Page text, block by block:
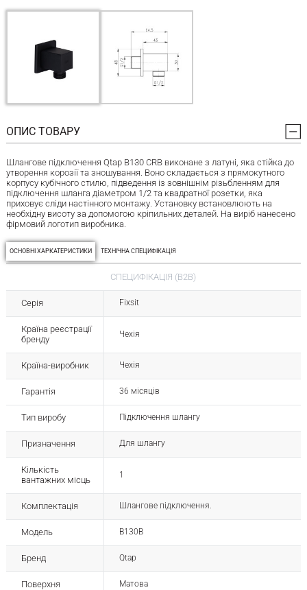
ОПИС ТОВАРУ
Шлангове підключення Qtap B130 CRB виконане з латуні, яка стійка до
утворення корозії та зношування. Воно складається з прямокутного
корпусу кубічного стилю, підведення із зовнішнім різьбленням для
підключення шланга діаметром 1/2 та квадратної розетки, яка
приховує сліди настінного монтажу. Установку встановлюють на
необхідну висоту за допомогою кріпильних деталей. На виріб нанесено
фірмовий логотип виробника.
ОСНОВНІ ХАРКАТЕРИСТИКИ ТЕХНІЧНА СПЕЦИФІКАЦІЯ
СПЕЦИФІКАЦІЯ (B2B)
Серія Fixsit
Країна реєстрації
бренду
Чехія
Країна-виробник Чехія
Гарантія 36 місяців
Тип виробу Підключення шлангу
Призначення Для шлангу
Кількість
вантажних місць
1
Комплектація Шлангове підключення.
Модель B130B
Бренд Qtap
Поверхня Матова